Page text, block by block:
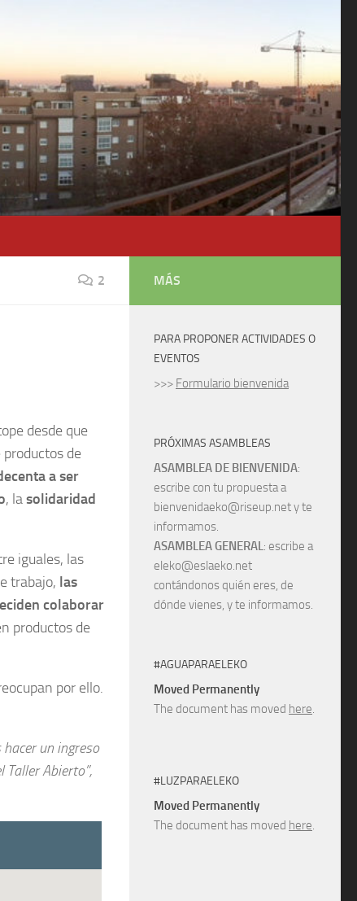
2
desde que
de
a ser
, lasolidaridad
iguales, las
trabajo, las
colaborar
productos de
por ello.
un ingreso
Abierto”,
MÁS
PARA PROPONER ACTIVIDADES O
EVENTOS
>>> Formulario bienvenida
PRÓXIMAS ASAMBLEAS
ASAMBLEA DE BIENVENIDA:
escribe con tu propuesta a
bienvenidaeko@riseup.net y te
informamos.
ASAMBLEA GENERAL: escribe a
eleko@eslaeko.net
contándonos quién eres, de
dónde vienes, y te informamos.
#AGUAPARAELEKO
Moved Permanently
The document has moved here.
#LUZPARAELEKO
Moved Permanently
The document has moved here.